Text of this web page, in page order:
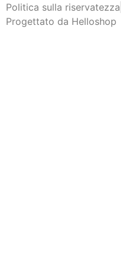
Politica sulla riservatezza
Progettato da Helloshop